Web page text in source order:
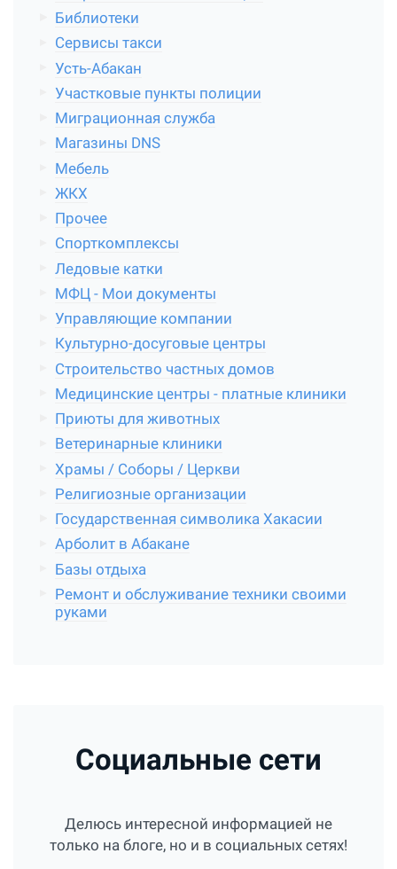
Библиотеки
Сервисы такси
Усть-Абакан
Участковые пункты полиции
Миграционная служба
Магазины DNS
Мебель
ЖКХ
Прочее
Спорткомплексы
Ледовые катки
МФЦ - Мои документы
Управляющие компании
Культурно-досуговые центры
Строительство частных домов
Медицинские центры - платные клиники
Приюты для животных
Ветеринарные клиники
Храмы / Соборы / Церкви
Религиозные организации
Государственная символика Хакасии
Арболит в Абакане
Базы отдыха
Ремонт и обслуживание техники своими
руками
Социальные сети
Делюсь интересной информацией не
только на блоге, но и в социальных сетях!